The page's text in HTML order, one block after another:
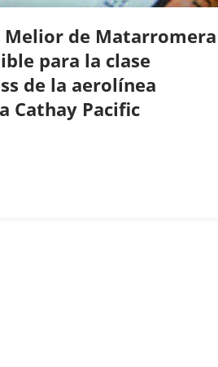
Melior de Matarromera
para la clase
de la aerolínea
Cathay Pacific